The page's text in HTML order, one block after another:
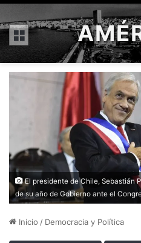
Menú
El presidente de Chile, Sebastián
de su año de Gobierno ante el
Inicio / Democracia y Política